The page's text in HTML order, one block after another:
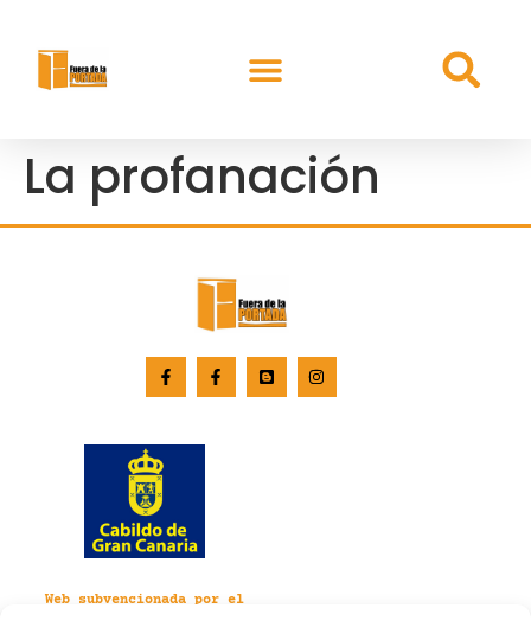
La profanación
Web subvencionada por el